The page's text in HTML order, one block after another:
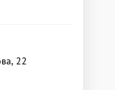
22